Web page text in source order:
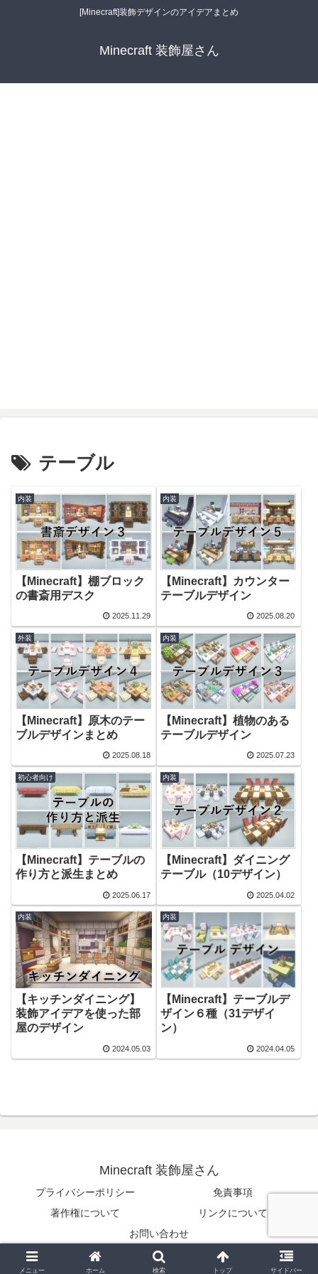
[Minecraft]装飾デザインのアイデアまとめ
Minecraft 装飾屋さん
テーブル
内装
【Minecraft】棚ブロック
の書斎用デスク
2025.11.29
内装
【Minecraft】カウンター
テーブルデザイン
2025.08.20
外装
【Minecraft】原木のテー
ブルデザインまとめ
2025.08.18
内装
【Minecraft】植物のある
テーブルデザイン
2025.07.23
初心者向け
【Minecraft】テーブルの
作り方と派生まとめ
2025.06.17
内装
【Minecraft】ダイニング
テーブル（10デザイン）
2025.04.02
内装
【キッチンダイニング】
装飾アイデアを使った部
屋のデザイン
2024.05.03
内装
【Minecraft】テーブルデ
ザイン６種（31デザイ
ン）
2024.04.05
Minecraft 装飾屋さん
プライバシーポリシー
免責事項
著作権について
リンクについて
お問い合わせ
© 2024 Minecraft 装飾屋さん.
メニュー ホーム 検索 トップ サイドバー